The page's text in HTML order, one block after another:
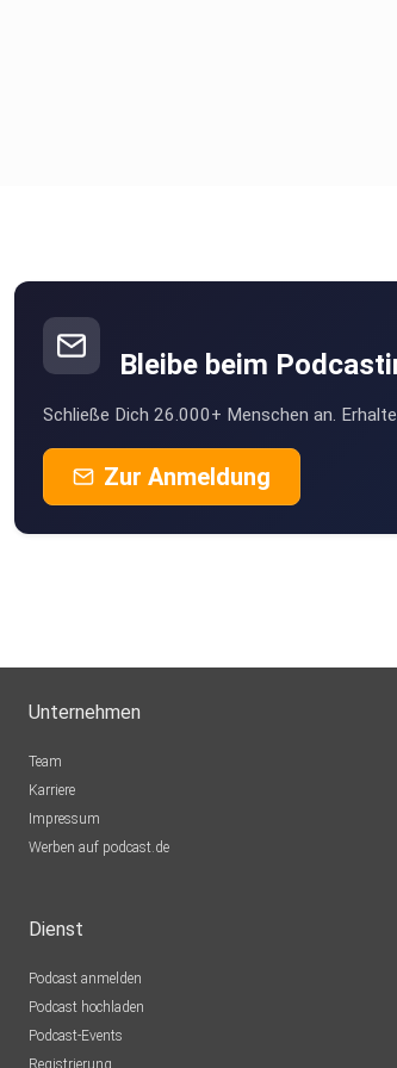
Bleibe beim
Schließe Dich 26.000+ Menschen an.
Zur Anmeldung
Unternehmen
Team
Karriere
Impressum
Werben auf podcast.de
Dienst
Podcast anmelden
Podcast hochladen
Podcast-Events
Registrierung